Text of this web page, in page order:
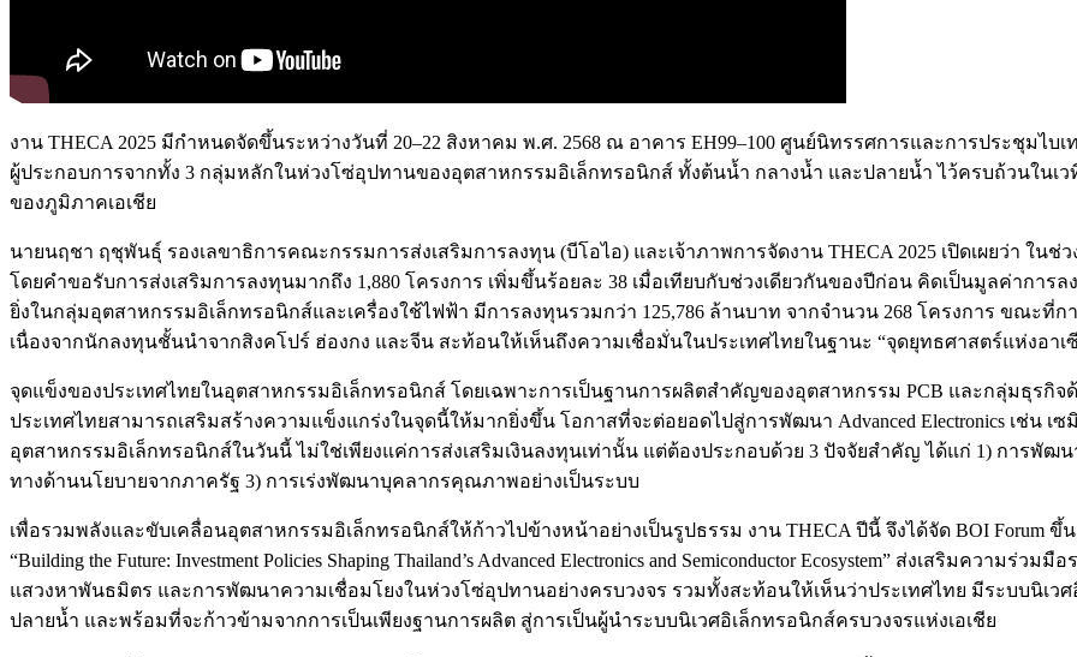
งาน THECA 2025 มีกำหนดจัดขึ้นระหว่างวันที่ 20–22 สิงหาคม พ.ศ. 2568 ณ อาคาร EH99–100 ศูนย์นิทรรศการและการประชุมไบ
ผู้ประกอบการจากทั้ง 3 กลุ่มหลักในห่วงโซ่อุปทานของอุตสาหกรรมอิเล็กทรอนิกส์ ทั้งต้นน้ำ กลางน้ำ และปลายน้ำ ไว้ครบถ้วนในเ
ของภูมิภาคเอเชีย
นายนฤชา ฤชุพันธุ์ รองเลขาธิการคณะกรรมการส่งเสริมการลงทุน (บีโอไอ) และเจ้าภาพการจัดงาน THECA 2025 เปิดเผยว่า ในช่
โดยคำขอรับการส่งเสริมการลงทุนมากถึง 1,880 โครงการ เพิ่มขึ้นร้อยละ 38 เมื่อเทียบกับช่วงเดียวกันของปีก่อน คิดเป็นมูลค่าการล
ยิ่งในกลุ่มอุตสาหกรรมอิเล็กทรอนิกส์และเครื่องใช้ไฟฟ้า มีการลงทุนรวมกว่า 125,786 ล้านบาท จากจำนวน 268 โครงการ ขณะที่ก
เนื่องจากนักลงทุนชั้นนำจากสิงคโปร์ ฮ่องกง และจีน สะท้อนให้เห็นถึงความเชื่อมั่นในประเทศไทยในฐานะ “จุดยุทธศาสตร์แห่งอาเ
จุดแข็งของประเทศไทยในอุตสาหกรรมอิเล็กทรอนิกส์ โดยเฉพาะการเป็นฐานการผลิตสำคัญของอุตสาหกรรม PCB และกลุ่มธุรกิ
ประเทศไทยสามารถเสริมสร้างความแข็งแกร่งในจุดนี้ให้มากยิ่งขึ้น โอกาสที่จะต่อยอดไปสู่การพัฒนา Advanced Electronics เช่น
อุตสาหกรรมอิเล็กทรอนิกส์ในวันนี้ ไม่ใช่เพียงแค่การส่งเสริมเงินลงทุนเท่านั้น แต่ต้องประกอบด้วย 3 ปัจจัยสำคัญ ได้แก่ 1) การพั
ทางด้านนโยบายจากภาครัฐ 3) การเร่งพัฒนาบุคลากรคุณภาพอย่างเป็นระบบ
เพื่อรวมพลังและขับเคลื่อนอุตสาหกรรมอิเล็กทรอนิกส์ให้ก้าวไปข้างหน้าอย่างเป็นรูปธรรม งาน THECA ปีนี้ จึงได้จัด BOI Forum ขึ้
“Building the Future: Investment Policies Shaping Thailand’s Advanced Electronics and Semiconductor Ecosystem” ส่งเสริมควา
แสวงหาพันธมิตร และการพัฒนาความเชื่อมโยงในห่วงโซ่อุปทานอย่างครบวงจร รวมทั้งสะท้อนให้เห็นว่าประเทศไทย มีระบบนิเ
ปลายน้ำ และพร้อมที่จะก้าวข้ามจากการเป็นเพียงฐานการผลิต สู่การเป็นผู้นำระบบนิเวศอิเล็กทรอนิกส์ครบวงจรแห่งเอเชีย